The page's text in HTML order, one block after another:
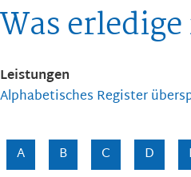
Was
Leistungen
Alphabetisches Register
A B C D